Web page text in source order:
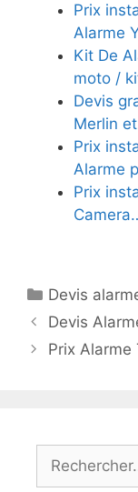
Prix
Alarme
Kit De
moto /
Devis
Merlin
Prix
Alarme
Prix
Catégories
Devis
Devis
Prix Alarme